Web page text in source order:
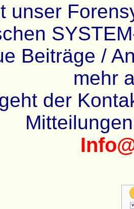
unser
Beiträge /
mehr
der